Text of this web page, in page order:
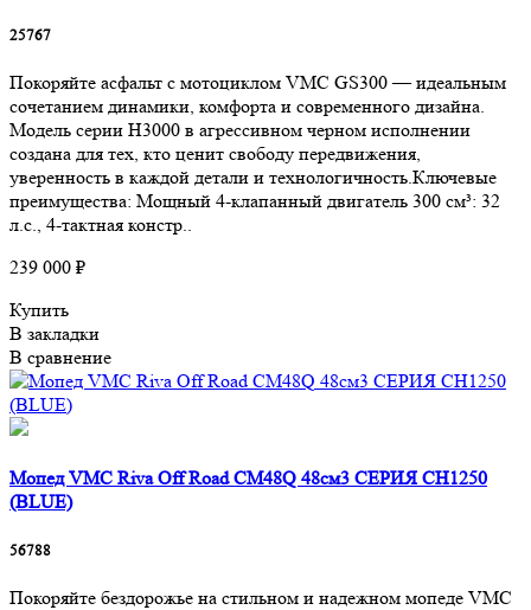
25767
Покоряйте асфальт с мотоциклом VMC GS300 — идеальным
сочетанием динамики, комфорта и современного дизайна.
Модель серии H3000 в агрессивном черном исполнении
создана для тех, кто ценит свободу передвижения,
уверенность в каждой детали и технологичность.Ключевые
преимущества: Мощный 4-клапанный двигатель 300 см³: 32
л.с., 4-тактная констр..
239 000 ₽
Купить
В закладки
В сравнение
Мопед VMC Riva Off Road CM48Q 48см3 СЕРИЯ CH1250
(BLUE)
56788
Покоряйте бездорожье на стильном и надежном мопеде VMC